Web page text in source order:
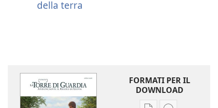
della terra
FORMATI PER IL
DOWNLOAD